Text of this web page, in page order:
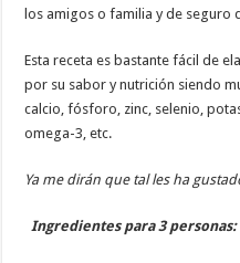
los amigos o familia y de seguro
Esta receta es bastante fácil de
por su sabor y nutrición siendo
calcio, fósforo, zinc, selenio,
omega-3, etc.
Ya me dirán que tal les ha
Ingredientes para 3 personas: